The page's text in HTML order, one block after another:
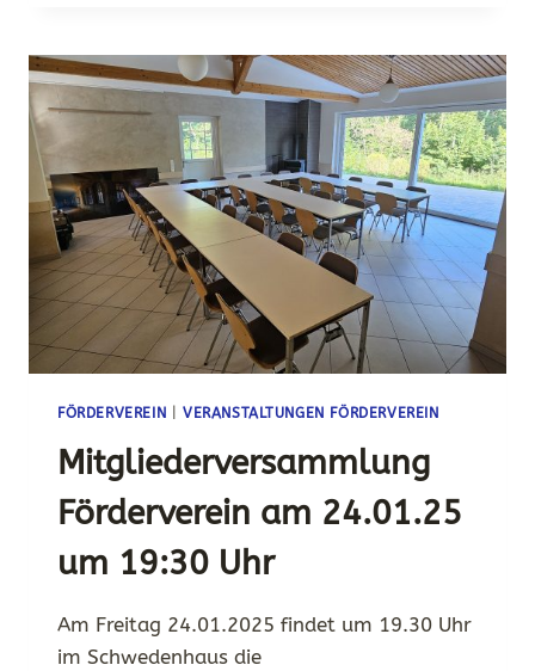
FÖRDERVEREIN VERANSTALTUNGEN FÖRDERVEREIN
Mitgliederversammlung
Förderverein am 24.01.25
um 19:30 Uhr
Am Freitag 24.01.2025 findet um 19.30 Uhr
im Schwedenhaus die